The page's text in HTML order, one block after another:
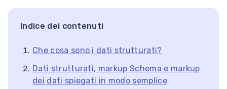
Indice dei contenuti
Che cosa sono i dati strutturati?
Dati strutturati, markup Schema e markup
dei dati spiegati in modo semplice